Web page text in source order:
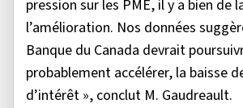
pression sur les PME, il y a bien de
l’amélioration. Nos données
Banque du Canada devrait
probablement accélérer, la baisse
d’intérêt », conclut M. Gaudreault.